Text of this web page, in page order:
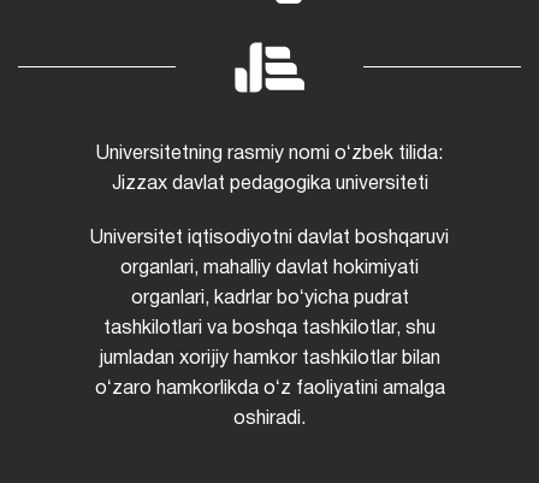
Universitetning rasmiy nomi oʻzbek tilida:
Jizzax davlat pedagogika universiteti
Universitet iqtisodiyotni davlat boshqaruvi
organlari, mahalliy davlat hokimiyati
organlari, kadrlar boʻyicha pudrat
tashkilotlari va boshqa tashkilotlar, shu
jumladan xorijiy hamkor tashkilotlar bilan
oʻzaro hamkorlikda oʻz faoliyatini amalga
oshiradi.